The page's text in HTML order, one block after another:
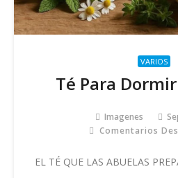
VARIOS
Té Para
Imagenes
Comentarios
EL TÉ QUE LAS ABUELAS